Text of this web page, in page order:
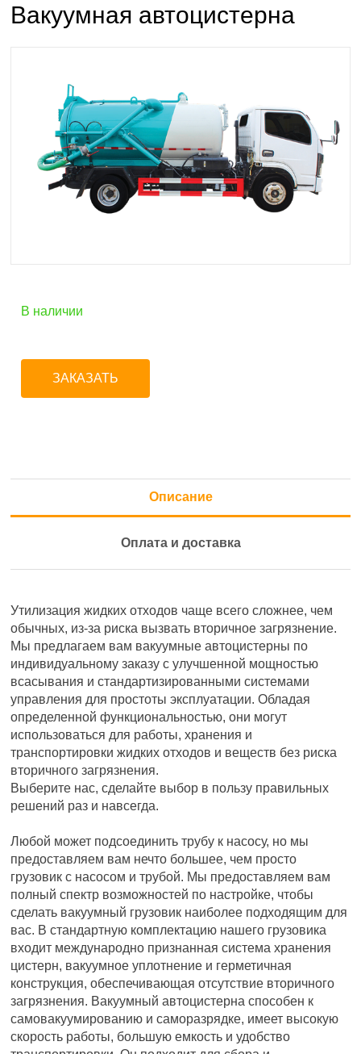
Вакуумная автоцистерна
В наличии
ЗАКАЗАТЬ
Описание
Оплата и доставка
Утилизация жидких отходов чаще всего сложнее, чем
обычных, из-за риска вызвать вторичное загрязнение.
Мы предлагаем вам вакуумные автоцистерны по
индивидуальному заказу с улучшенной мощностью
всасывания и стандартизированными системами
управления для простоты эксплуатации. Обладая
определенной функциональностью, они могут
использоваться для работы, хранения и
транспортировки жидких отходов и веществ без риска
вторичного загрязнения.
Выберите нас, сделайте выбор в пользу правильных
решений раз и навсегда.
Любой может подсоединить трубу к насосу, но мы
предоставляем вам нечто большее, чем просто
грузовик с насосом и трубой. Мы предоставляем вам
полный спектр возможностей по настройке, чтобы
сделать вакуумный грузовик наиболее подходящим для
вас. В стандартную комплектацию нашего грузовика
входит международно признанная система хранения
цистерн, вакуумное уплотнение и герметичная
конструкция, обеспечивающая отсутствие вторичного
загрязнения. Вакуумный автоцистерна способен к
самовакуумированию и саморазрядке, имеет высокую
скорость работы, большую емкость и удобство